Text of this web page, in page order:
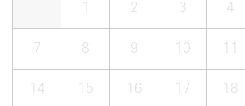
1 2 3 4
7 8 9 10 11
14 15 16 17 18